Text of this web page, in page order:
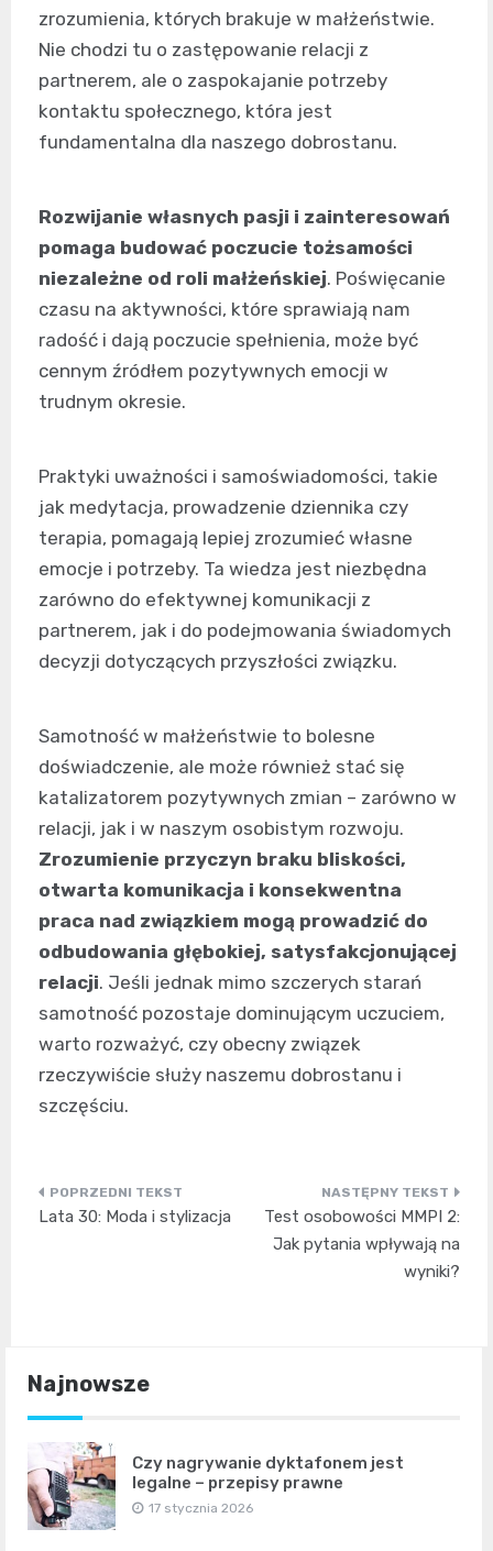
zrozumienia, których brakuje w małżeństwie.
Nie chodzi tu o zastępowanie relacji z
partnerem, ale o zaspokajanie potrzeby
kontaktu społecznego, która jest
fundamentalna dla naszego dobrostanu.
Rozwijanie własnych pasji i zainteresowań
pomaga budować poczucie tożsamości
niezależne od roli małżeńskiej. Poświęcanie
czasu na aktywności, które sprawiają nam
radość i dają poczucie spełnienia, może być
cennym źródłem pozytywnych emocji w
trudnym okresie.
Praktyki uważności i samoświadomości, takie
jak medytacja, prowadzenie dziennika czy
terapia, pomagają lepiej zrozumieć własne
emocje i potrzeby. Ta wiedza jest niezbędna
zarówno do efektywnej komunikacji z
partnerem, jak i do podejmowania świadomych
decyzji dotyczących przyszłości związku.
Samotność w małżeństwie to bolesne
doświadczenie, ale może również stać się
katalizatorem pozytywnych zmian – zarówno w
relacji, jak i w naszym osobistym rozwoju.
Zrozumienie przyczyn braku bliskości,
otwarta komunikacja i konsekwentna
praca nad związkiem mogą prowadzić do
odbudowania głębokiej, satysfakcjonującej
relacji. Jeśli jednak mimo szczerych starań
samotność pozostaje dominującym uczuciem,
warto rozważyć, czy obecny związek
rzeczywiście służy naszemu dobrostanu i
szczęściu.
Nawigacja
Lata 30: Moda i stylizacja
Test osobowości MMPI 2:
Jak pytania wpływają na
wyniki?
Najnowsze
Czy nagrywanie dyktafonem jest
legalne – przepisy prawne
17 stycznia 2026